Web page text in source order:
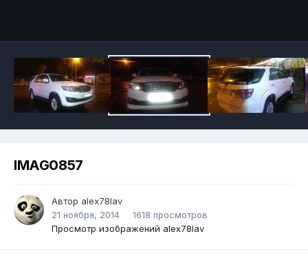
IMAG0857
Автор alex78lav
21 ноября, 2014
1618 просмотров
Просмотр изображений alex78lav